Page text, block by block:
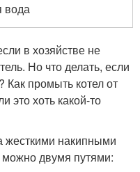
вода
в хозяйстве не
Но что делать, если
Как промыть котел от
это хоть какой-то
жесткими накипными
двумя путями: